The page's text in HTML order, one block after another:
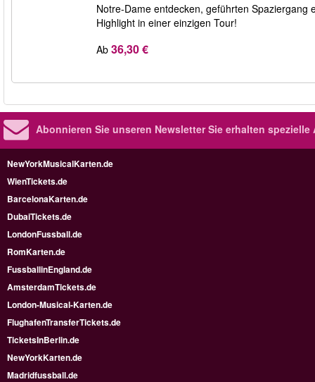
Notre-Dame entdecken, geführten
Highlight in einer einzigen Tour!
Ab 36,30 €
Abonnieren Sie unseren NewsletterSie erhalten spezielle
NewYorkMusicalKarten.de
WienTickets.de
BarcelonaKarten.de
DubaiTickets.de
LondonFussball.de
RomKarten.de
FussballinEngland.de
AmsterdamTickets.de
London-Musical-Karten.de
FlughafenTransferTickets.de
TicketsInBerlin.de
NewYorkKarten.de
Madridfussball.de